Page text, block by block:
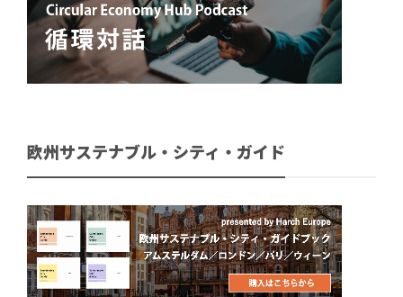
欧州サステナブル・シティ・ガイド